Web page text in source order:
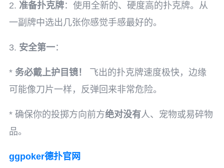
2. 准备扑克牌：使用全新的、硬度高的扑克牌。从
一副牌中选出几张你感觉手感最好的。
3. 安全第一：
* 务必戴上护目镜！
飞出的扑克牌速度极快，边缘
可能像刀片一样，反弹回来非常危险。
* 确保你的投掷方向前方绝对没有人、宠物或易碎物
品。
ggpoker德扑官网